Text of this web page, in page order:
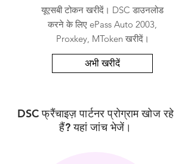
यूएसबी टोकन खरीदें। DSC डाउनलोड
करने के लिए ePass Auto 2003,
Proxkey, MToken खरीदें।
अभी खरीदें
DSC फ्रैंचाइज़ पार्टनर प्रोग्राम खोज रहे
हैं? यहां जांच भेजें।